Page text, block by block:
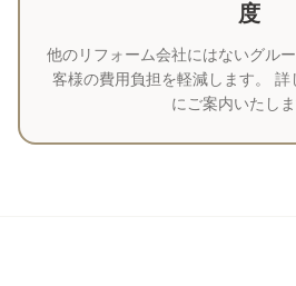
度
他のリフォーム会社にはないグル
客様の費用負担を軽減します。
にご案内いたしま